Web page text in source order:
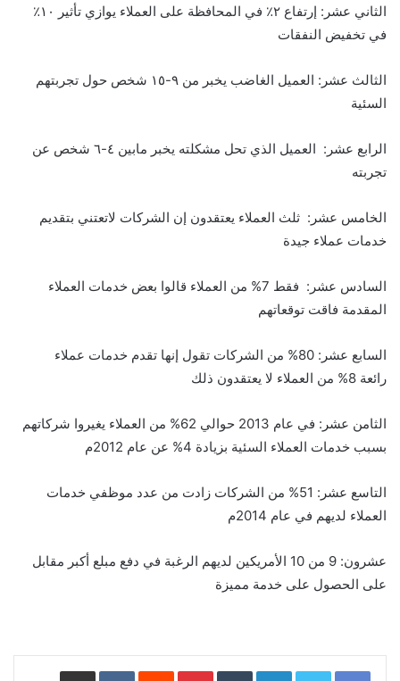
الثاني عشر: إرتفاع ٢٪ في المحافظة على العملاء يوازي تأثير ١٠٪
في تخفيض النفقات
الثالث عشر: العميل الغاضب يخبر من ٩-١٥ شخص حول تجربتهم
السئية
الرابع عشر: العميل الذي تحل مشكلته يخبر مابين ٤-٦ شخص عن
تجربته
الخامس عشر: ثلث العملاء يعتقدون إن الشركات لاتعتني بتقديم
خدمات عملاء جيدة
السادس عشر: فقط 7% من العملاء قالوا بعض خدمات العملاء
المقدمة فاقت توقعاتهم
السابع عشر: 80% من الشركات تقول إنها تقدم خدمات عملاء
رائعة 8% من العملاء لا يعتقدون ذلك
الثامن عشر: في عام 2013 حوالي 62% من العملاء يغيروا شركاتهم
بسبب خدمات العملاء السئية بزيادة 4% عن عام 2012م
التاسع عشر: 51% من الشركات زادت من عدد موظفي خدمات
العملاء لديهم في عام 2014م
عشرون: 9 من 10 الأمريكين لديهم الرغبة في دفع مبلع أكبر مقابل
على الحصول على خدمة مميزة
LinkedIn
Pinterest مشاركة عبر البريد